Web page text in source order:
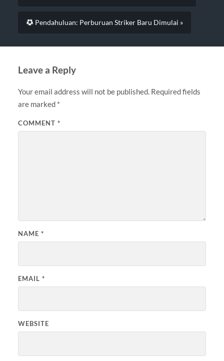
Pendahuluan: Perburuan Striker Baru Dimulai »
Leave a Reply
Your email address will not be published. Required fields
are marked *
COMMENT *
NAME *
EMAIL *
WEBSITE